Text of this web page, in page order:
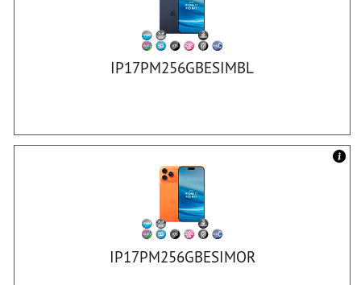
IP17PM256GBESIMBL
IP17PM256GBESIMOR